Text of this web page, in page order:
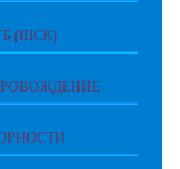
(ШСК)